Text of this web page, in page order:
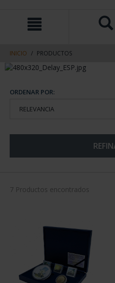
contenido
navegacin
INICIO PRODUCTOS
ORDENAR POR:
7 Productos encontrados